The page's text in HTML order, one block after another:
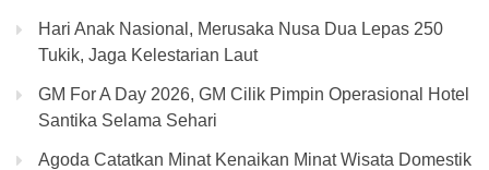
Hari Anak Nasional, Merusaka Nusa Dua Lepas 250
Tukik, Jaga Kelestarian Laut
GM For A Day 2026, GM Cilik Pimpin Operasional Hotel
Santika Selama Sehari
Agoda Catatkan Minat Kenaikan Minat Wisata Domestik